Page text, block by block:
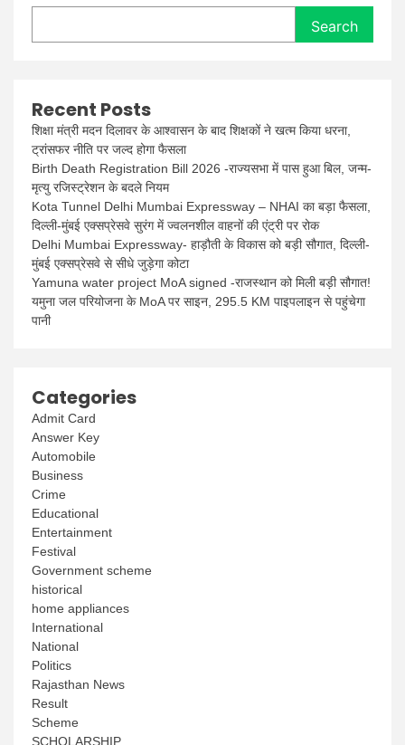
Search
Recent Posts
शिक्षा मंत्री मदन दिलावर के आश्वासन के बाद शिक्षकों ने खत्म किया धरना,
ट्रांसफर नीति पर जल्द होगा फैसला
Birth Death Registration Bill 2026 -राज्यसभा में पास हुआ बिल, जन्म-
मृत्यु रजिस्ट्रेशन के बदले नियम
Kota Tunnel Delhi Mumbai Expressway – NHAI का बड़ा फैसला,
दिल्ली-मुंबई एक्सप्रेसवे सुरंग में ज्वलनशील वाहनों की एंट्री पर रोक
Delhi Mumbai Expressway- हाड़ौती के विकास को बड़ी सौगात, दिल्ली-
मुंबई एक्सप्रेसवे से सीधे जुड़ेगा कोटा
Yamuna water project MoA signed -राजस्थान को मिली बड़ी सौगात!
यमुना जल परियोजना के MoA पर साइन, 295.5 KM पाइपलाइन से पहुंचेगा
पानी
Categories
Admit Card
Answer Key
Automobile
Business
Crime
Educational
Entertainment
Festival
Government scheme
historical
home appliances
International
National
Politics
Rajasthan News
Result
Scheme
SCHOLARSHIP